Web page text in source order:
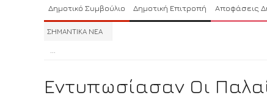
Δημοτικό Συμβούλιο Δημοτική Επιτροπή Αποφάσεις
ΣΗΜΑΝΤΙΚΑ ΝΕΑ
...
Εντυπωσίασαν Οι